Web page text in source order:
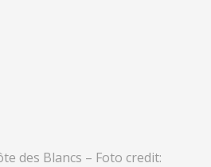
des Blancs – Foto credit: